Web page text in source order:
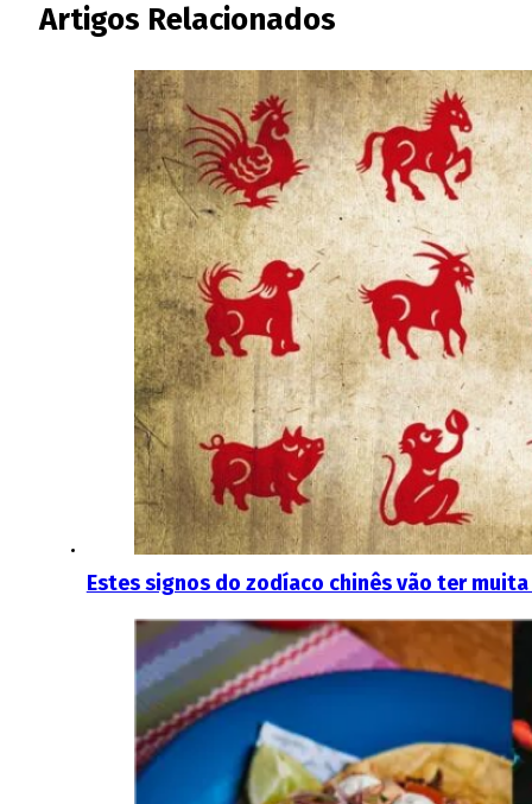
Artigos Relacionados
Estes signos do zodíaco chinês vão ter